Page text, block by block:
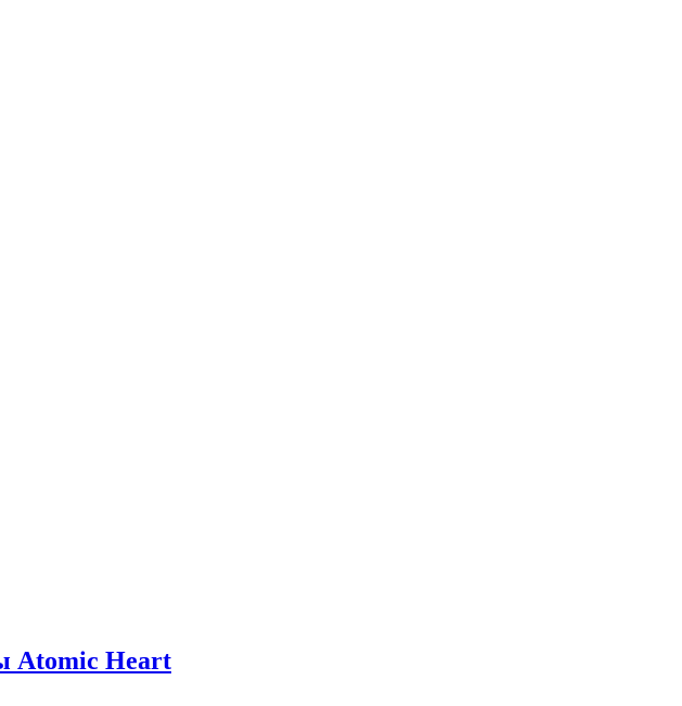
Atomic Heart